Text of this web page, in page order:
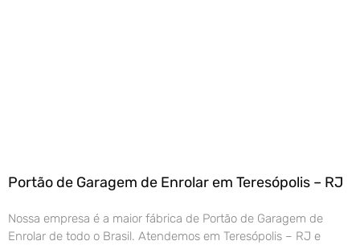
Portão de Garagem de Enrolar em Teresópolis – RJ
Nossa empresa é a maior fábrica de Portão de Garagem de
Enrolar de todo o Brasil. Atendemos em Teresópolis – RJ e